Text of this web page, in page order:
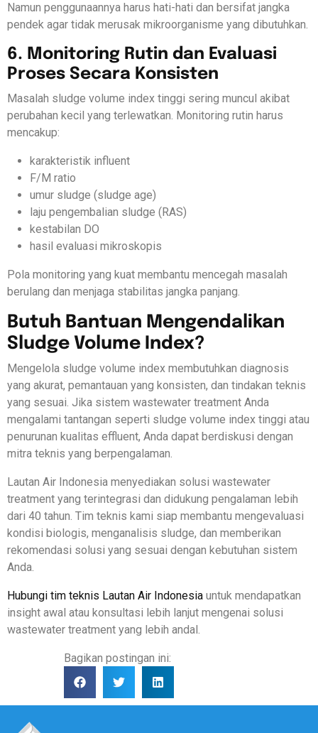
Namun penggunaannya harus hati-hati dan bersifat jangka
pendek agar tidak merusak mikroorganisme yang dibutuhkan.
6. Monitoring Rutin dan Evaluasi
Proses Secara Konsisten
Masalah sludge volume index tinggi sering muncul akibat
perubahan kecil yang terlewatkan. Monitoring rutin harus
mencakup:
karakteristik influent
F/M ratio
umur sludge (sludge age)
laju pengembalian sludge (RAS)
kestabilan DO
hasil evaluasi mikroskopis
Pola monitoring yang kuat membantu mencegah masalah
berulang dan menjaga stabilitas jangka panjang.
Butuh Bantuan Mengendalikan
Sludge Volume Index?
Mengelola sludge volume index membutuhkan diagnosis
yang akurat, pemantauan yang konsisten, dan tindakan teknis
yang sesuai. Jika sistem wastewater treatment Anda
mengalami tantangan seperti sludge volume index tinggi atau
penurunan kualitas effluent, Anda dapat berdiskusi dengan
mitra teknis yang berpengalaman.
Lautan Air Indonesia menyediakan solusi wastewater
treatment yang terintegrasi dan didukung pengalaman lebih
dari 40 tahun. Tim teknis kami siap membantu mengevaluasi
kondisi biologis, menganalisis sludge, dan memberikan
rekomendasi solusi yang sesuai dengan kebutuhan sistem
Anda.
Hubungi tim teknis Lautan Air Indonesia untuk mendapatkan
insight awal atau konsultasi lebih lanjut mengenai solusi
wastewater treatment yang lebih andal.
Bagikan postingan ini: